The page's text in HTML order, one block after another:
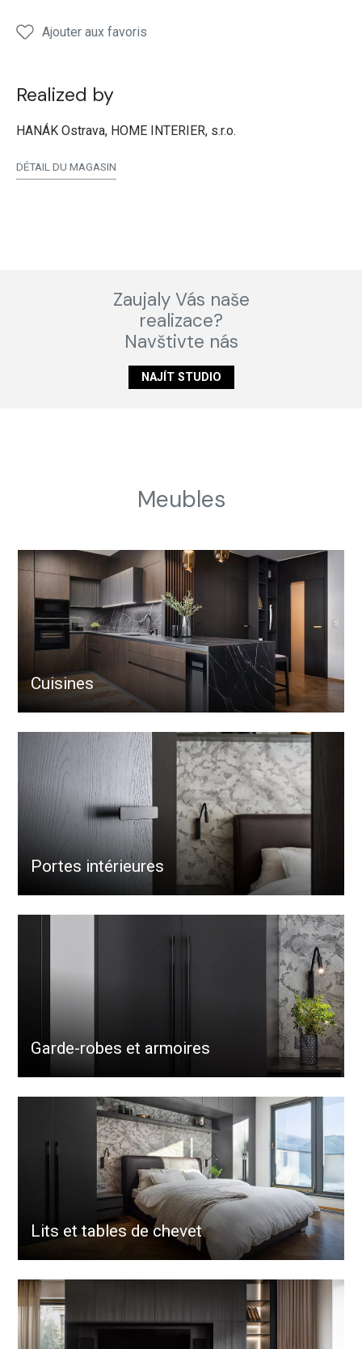
Ajouter aux favoris
Realized by
HANÁK Ostrava, HOME INTERIER, s.r.o.
DÉTAIL DU MAGASIN
Zaujaly Vás naše
realizace?
Navštivte nás
NAJÍT STUDIO
Meubles
Cuisines
Portes intérieures
Garde-robes et armoires
Lits et tables de chevet